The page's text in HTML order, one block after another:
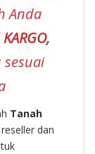
Anda
sesuai
Tanah
dan